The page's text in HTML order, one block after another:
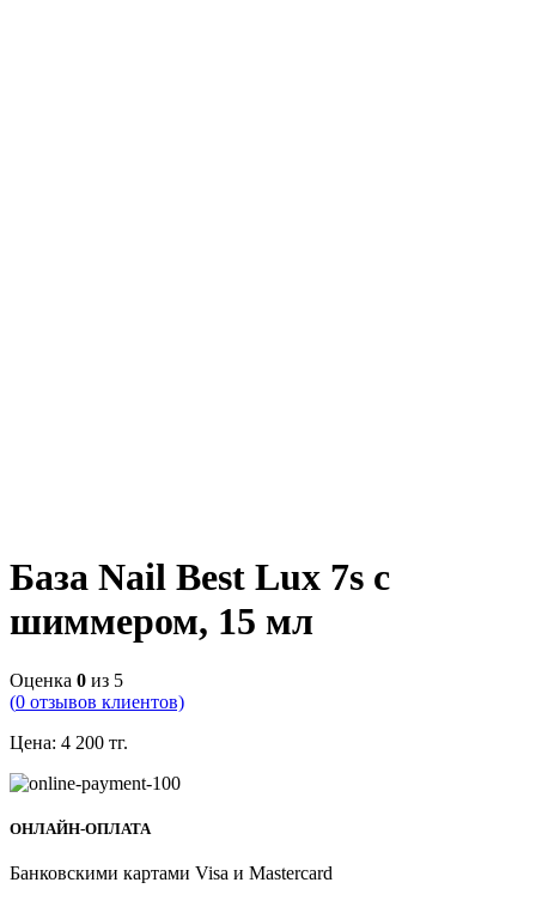
База Nail Best Lux 7s с
шиммером, 15 мл
Оценка 0 из 5
(0 отзывов клиентов)
Цена: 4 200 тг.
ОНЛАЙН-ОПЛАТА
Банковскими картами Visa и Mastercard